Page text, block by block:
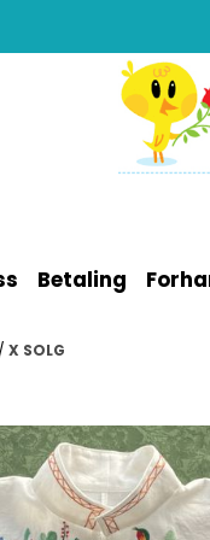
Betaling
/ X SOLG